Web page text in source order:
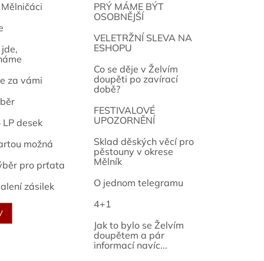
za vámi
desek
možná
pro prťata
zásilek
PRÝ MÁME BÝT
OSOBNĚJŠÍ
VELETRŽNÍ SLEVA NA
ESHOPU
Co se děje v Želvím
doupěti po zavírací
době?
FESTIVALOVÉ
UPOZORNĚNÍ
Sklad děských věcí pro
pěstouny v okrese
Mělník
O jednom telegramu
4+1
Jak to bylo se Želvím
doupětem a pár
informací navíc...